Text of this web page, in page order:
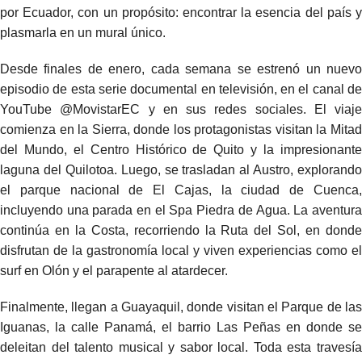
por Ecuador, con un propósito: encontrar la esencia del país y
plasmarla en un mural único.
Desde finales de enero, cada semana se estrenó un nuevo
episodio de esta serie documental en televisión, en el canal de
YouTube @MovistarEC y en sus redes sociales. El viaje
comienza en la Sierra, donde los protagonistas visitan la Mitad
del Mundo, el Centro Histórico de Quito y la impresionante
laguna del Quilotoa. Luego, se trasladan al Austro, explorando
el parque nacional de El Cajas, la ciudad de Cuenca,
incluyendo una parada en el Spa Piedra de Agua. La aventura
continúa en la Costa, recorriendo la Ruta del Sol, en donde
disfrutan de la gastronomía local y viven experiencias como el
surf en Olón y el parapente al atardecer.
Finalmente, llegan a Guayaquil, donde visitan el Parque de las
Iguanas, la calle Panamá, el barrio Las Peñas en donde se
deleitan del talento musical y sabor local. Toda esta travesía